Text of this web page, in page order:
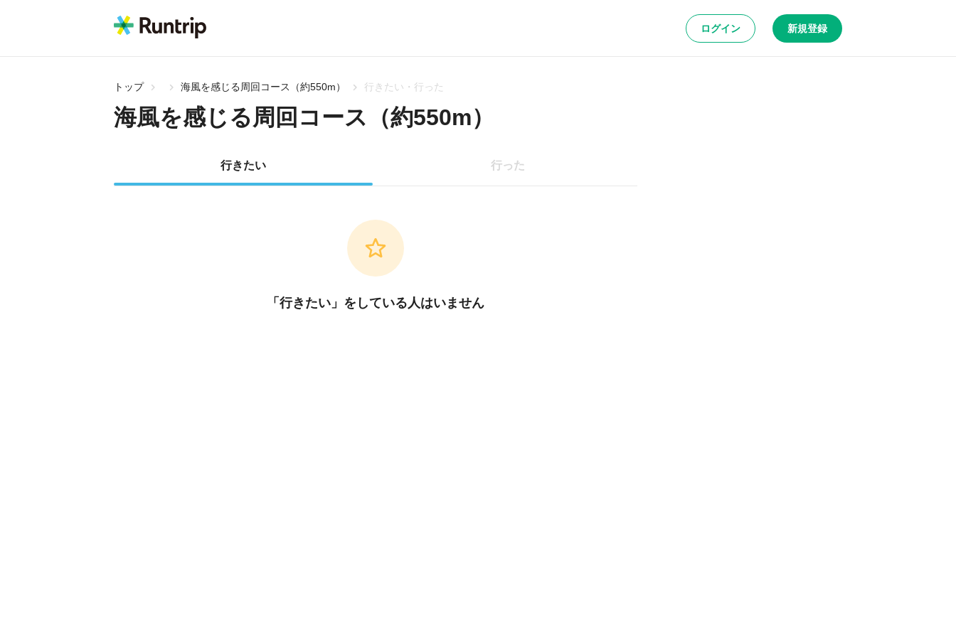
ログイン 新規登録
トップ 海風を感じる周回コース（約550m） 行きたい・行った
海風を感じる周回コース（約550m）
行きたい 行った
「行きたい」をしている人はいません